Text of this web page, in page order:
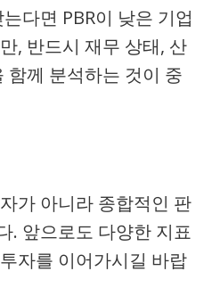
다면 PBR이 낮은 기업
, 반드시 재무 상태, 산
함께 분석하는 것이 중
가 아니라 종합적인 판
. 앞으로도 다양한 지표
자를 이어가시길 바랍